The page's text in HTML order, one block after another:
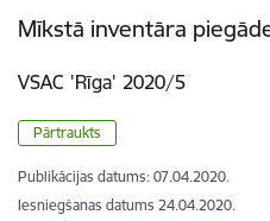
Mīkstā inventāra
VSAC 'Rīga' 2020/5
Pārtraukts
Publikācijas datums: 07.04.2020.
Iesniegšanas datums 24.04.2020.